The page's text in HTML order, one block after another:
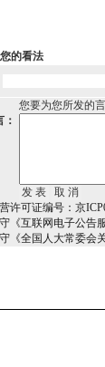
的看法
您要为您所发的
：
许可证编号：京
《互联网电子公告
《全国人大常委会